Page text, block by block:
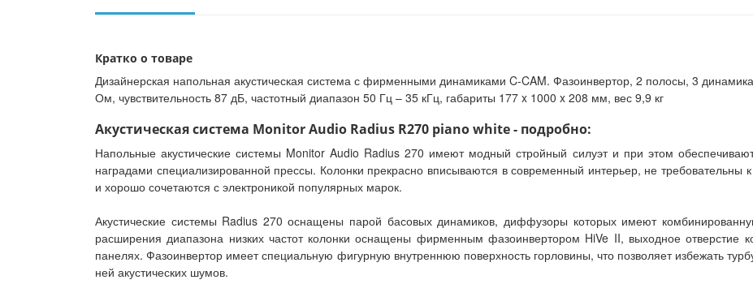
Кратко о товаре
Дизайнерская напольная акустическая система с фирменными динамиками C-CAM. Фазоинвертор, 2 полосы, 3
Ом, чувствительность 87 дБ, частотный диапазон 50 Гц – 35 кГц, габариты 177 x 1000 x 208 мм, вес 9,9 кг
Акустическая система Monitor Audio Radius R270 piano white - подробно:
Напольные акустические системы Monitor Audio Radius 270 имеют модный стройный силуэт и при этом
наградами специализированной прессы. Колонки прекрасно вписываются в современный интерьер, не
и хорошо сочетаются с электроникой популярных марок.
Акустические системы Radius 270 оснащены парой басовых динамиков, диффузоры которых имеют
расширения диапазона низких частот колонки оснащены фирменным фазоинвертором HiVe II, выходное отверстие
панелях. Фазоинвертор имеет специальную фигурную внутреннюю поверхность горловины, что позволяет избежать
ней акустических шумов.